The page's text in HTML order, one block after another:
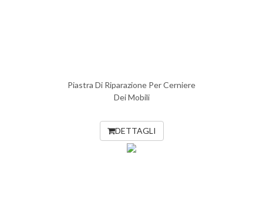
Piastra Di Riparazione Per Cerniere
Dei Mobili
DETTAGLI